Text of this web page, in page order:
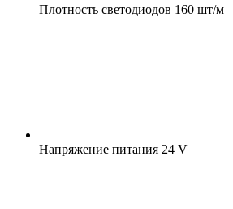
Плотность светодиодов 160 шт/м
Напряжение питания 24 V